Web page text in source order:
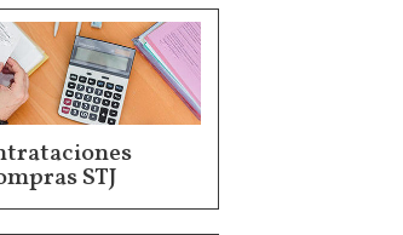
STJ